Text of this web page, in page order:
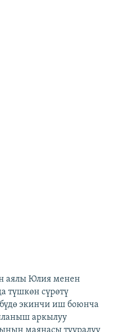
аялы Юлия менен
түшкөн сүрөтү
экинчи иш боюнча
аркылуу